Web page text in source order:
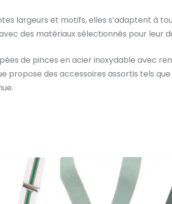
largeurs et motifs, elles s’adaptent à
des matériaux sélectionnés pour leur
de pinces en acier inoxydable avec
propose des accessoires assortis tels